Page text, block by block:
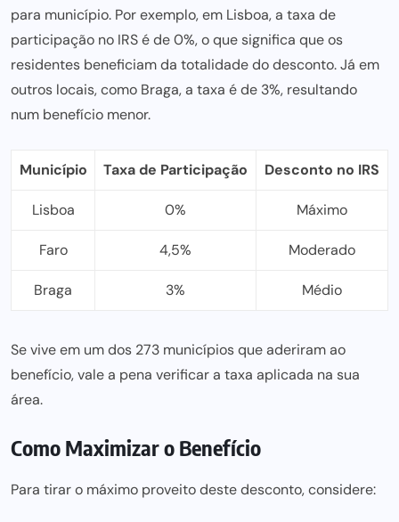
para município. Por exemplo, em Lisboa, a taxa de
participação no IRS é de 0%, o que significa que os
residentes beneficiam da totalidade do desconto. Já em
outros locais, como Braga, a taxa é de 3%, resultando
num benefício menor.
Município Taxa de Participação Desconto no IRS
Lisboa 0% Máximo
Faro 4,5% Moderado
Braga 3% Médio
Se vive em um dos 273 municípiosque aderiram ao
benefício, vale a pena verificar a taxa aplicada na sua
área.
Como Maximizar o Benefício
Para tirar o máximo proveito deste desconto, considere: